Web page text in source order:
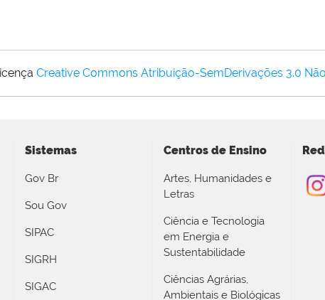
Creative Commons Atribuição-SemDerivações 3.0
Sistemas
Gov Br
Sou Gov
SIPAC
SIGRH
SIGAC
Centros de Ensino
Artes, Humanidades e
Letras
Ciência e Tecnologia
em Energia e
Sustentabilidade
Ciências Agrárias,
Ambientais e Biológicas